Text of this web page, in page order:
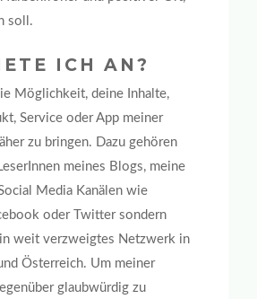
soll.
ICH AN?
Möglichkeit, deine Inhalte,
Service oder App meiner
zu bringen. Dazu gehören
meines Blogs, meine
Media Kanälen wie
oder Twitter sondern
weit verzweigtes Netzwerk in
Österreich. Um meiner
glaubwürdig zu